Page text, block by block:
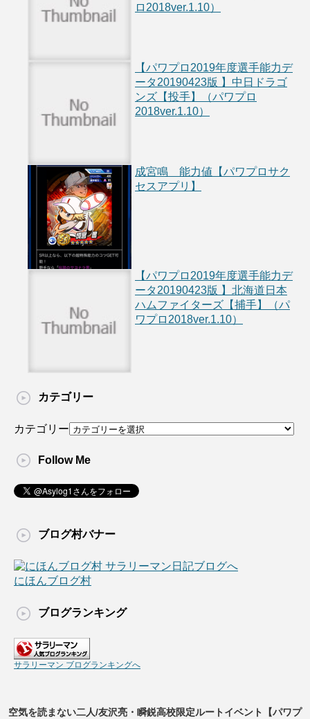
ロ2018ver.1.10）
【パワプロ2019年度選手能力デ
ータ20190423版 】中日ドラゴ
ンズ【投手】（パワプロ
2018ver.1.10）
成宮鳴 能力値【パワプロサク
セスアプリ】
【パワプロ2019年度選手能力デ
ータ20190423版 】北海道日本
ハムファイターズ【捕手】（パ
ワプロ2018ver.1.10）
カテゴリー
カテゴリー
Follow Me
ブログ村バナー
にほんブログ村
ブログランキング
サラリーマン ブログランキングへ
空気を読まない二人/友沢亮・瞬鋭高校限定ルートイベント【パワプ